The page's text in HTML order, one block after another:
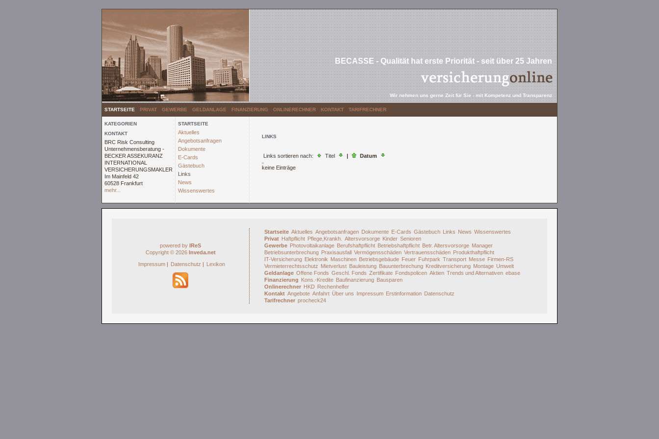
BECASSE - Qualität hat erste Priorität - seit über 25 Jahren
Wir nehmen uns gerne Zeit für Sie - mit Kompetenz und Transparenz
STARTSEITE PRIVAT GEWERBE GELDANLAGE FINANZIERUNG ONLINERECHNER KONTAKT TARIFRECHNER
KATEGORIEN
KONTAKT
BRC Risk Consulting
Unternehmensberatung -
BECKER ASSEKURANZ
INTERNATIONAL
VERSICHERUNGSMAKLER
Im Mainfeld 42
60528 Frankfurt
mehr...
STARTSEITE
Aktuelles
Angebotsanfragen
Dokumente
E-Cards
Gästebuch
Links
News
Wissenswertes
LINKS
Links sortieren nach: Titel |
Datum
keine Einträge
powered by IReS
Copyright © 2026 Inveda.net
Impressum | Datenschutz | Lexikon
Startseite Aktuelles Angebotsanfragen Dokumente E-Cards Gästebuch Links News Wissenswertes
Privat Haftpflicht Pflege,Krankh. Altersvorsorge Kinder Senioren
Gewerbe Photovoltaikanlage Berufshaftpflicht Betriebshaftpflicht Betr. Altersvorsorge Manager
Betriebsunterbrechung Praxisausfall Vermögensschäden Vertrauensschäden Produkthaftpflicht
IT-Versicherung Elektronik Maschinen Betriebsgebäude Feuer Fuhrpark Transport Messe Firmen-RS
Vermieterrechtsschutz Mietverlust Bauleistung Bauunterbrechung Kreditversicherung Montage Umwelt
Geldanlage Offene Fonds Geschl. Fonds Zertifikate Fondspolicen Aktien Trends und Alternativen ebase
Finanzierung Kons.-Kredite Baufinanzierung Bausparen
Onlinerechner HKD Rechenhelfer
Kontakt Angebote Anfahrt Über uns Impressum Erstinformation Datenschutz
Tarifrechner procheck24